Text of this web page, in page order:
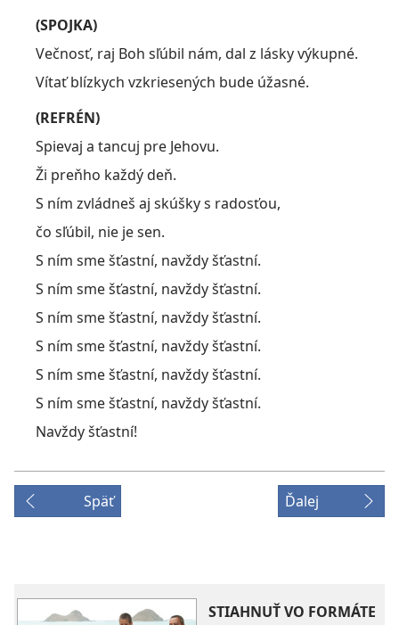
(SPOJKA)
Večnosť, raj Boh sľúbil nám, dal z lásky výkupné.
Vítať blízkych vzkriesených bude úžasné.
(REFRÉN)
Spievaj a tancuj pre Jehovu.
Ži preňho každý deň.
S ním zvládneš aj skúšky s radosťou,
čo sľúbil, nie je sen.
S ním sme šťastní, navždy šťastní.
S ním sme šťastní, navždy šťastní.
S ním sme šťastní, navždy šťastní.
S ním sme šťastní, navždy šťastní.
S ním sme šťastní, navždy šťastní.
S ním sme šťastní, navždy šťastní.
Navždy šťastní!
Späť Ďalej
STIAHNUŤ VO FORMÁTE